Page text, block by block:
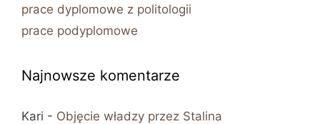
prace dyplomowe z politologii
prace podyplomowe
Najnowsze komentarze
Kari - Objęcie władzy przez Stalina